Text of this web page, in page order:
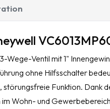
Ventil mit 1"
ohne Hilfsschalter
Funktion. Dank
Wohn- und